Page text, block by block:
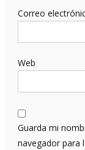
Correo
Web
Guarda mi
navegador para